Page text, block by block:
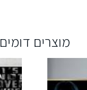
מוצרים דומים